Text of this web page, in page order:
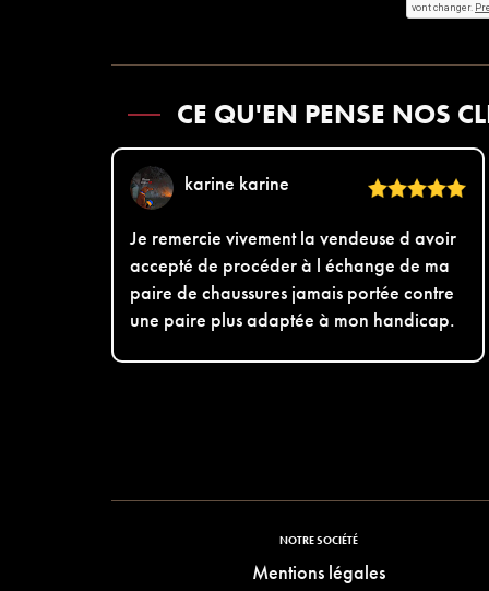
CE QU'EN PENSE NOS
karine karine
Je remercie vivement la vendeuse d avoir
accepté de procéder à l échange de ma
paire de chaussures jamais portée contre
une paire plus adaptée à mon handicap.
NOTRE SOCIÉTÉ
Mentions légales